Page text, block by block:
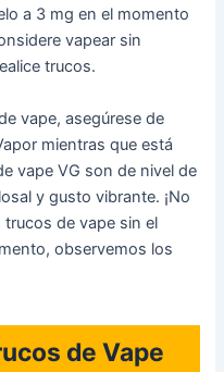
a 3 mg en el momento
vapear sin
trucos.
vape, asegúrese de
mientras que está
vape VG son de nivel de
y gusto vibrante. ¡No
trucos de vape sin el
observemos los
de Vape